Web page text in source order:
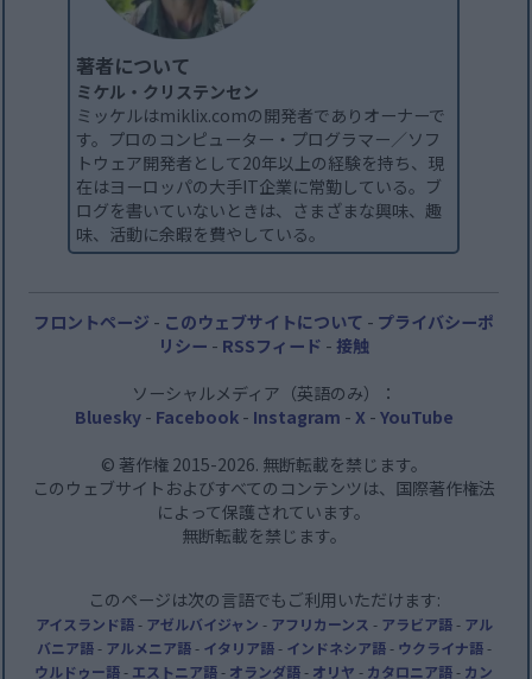
著者について
ミケル・クリステンセン
ミッケルはmiklix.comの開発者でありオーナーで
す。プロのコンピューター・プログラマー／ソフ
トウェア開発者として20年以上の経験を持ち、現
在はヨーロッパの大手IT企業に常勤している。ブ
ログを書いていないときは、さまざまな興味、趣
味、活動に余暇を費やしている。
フロントページ - このウェブサイトについて - プライバシーポ
リシー - RSSフィード - 接触
ソーシャルメディア（英語のみ）：
Bluesky- Facebook- Instagram - X - YouTube
© 著作権 2015-2026. 無断転載を禁じます。
このウェブサイトおよびすべてのコンテンツは、国際著作権法
によって保護されています。
無断転載を禁じます。
このページは次の言語でもご利用いただけます:
アイスランド語- アゼルバイジャン - アフリカーンス - アラビア語- アル
バニア語- アルメニア語- イタリア語- インドネシア語- ウクライナ語-
ウルドゥー語- エストニア語- オランダ語- オリヤ - カタロニア語- カン